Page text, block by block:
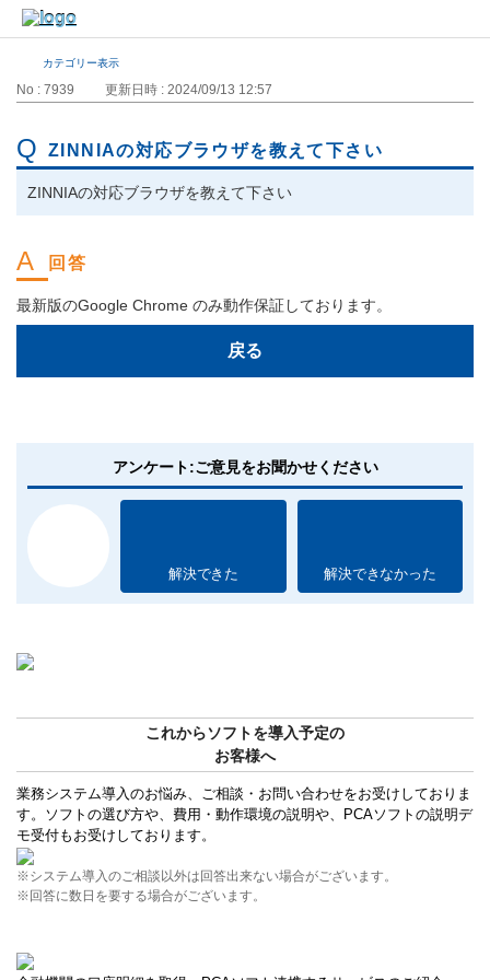
カテゴリー表示
No : 7939 更新日時 : 2024/09/13 12:57
ZINNIAの対応ブラウザを教えて下さい
ZINNIAの対応ブラウザを教えて下さい
最新版のGoogle Chrome のみ動作保証しております。
戻る
アンケート:ご意見をお聞かせください
解決できた 解決できなかった
これからソフトを導入予定の
お客様へ
業務システム導入のお悩み、ご相談・お問い合わせをお受けしておりま
す。ソフトの選び方や、費用・動作環境の説明や、PCAソフトの説明デ
モ受付もお受けしております。
※システム導入のご相談以外は回答出来ない場合がございます。
※回答に数日を要する場合がございます。